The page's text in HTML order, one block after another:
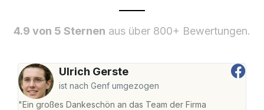
4.9 von 5 Sternen aus über 800+ Bewertungen.
Ulrich Gerste
ist nach Genf umgezogen
"Ein großes Dankeschön an das Team der Firma